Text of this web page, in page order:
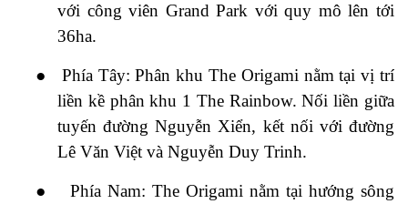
với công viên Grand Park với quy mô lên tới
36ha.
●
Phía Tây: Phân khu The Origami nằm tại vị trí
liền kề phân khu 1 The Rainbow. Nối liền giữa
tuyến đường Nguyễn Xiển, kết nối với đường
Lê Văn Việt và Nguyễn Duy Trinh.
●
Phía Nam: The Origami nằm tại hướng sông